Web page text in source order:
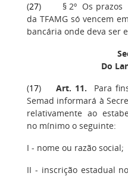
(27) § 2º Os prazos
da TFAMG só vencem
bancária onde deva ser
Do
(17) Art. 11. Para
Semad informará à
relativamente ao
no mínimo o seguinte:
I - nome ou razão social;
II - inscrição estadual